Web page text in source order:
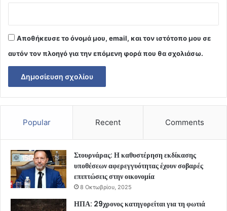
Αποθήκευσε το όνομά μου, email, και τον ιστότοπο μου σε
αυτόν τον πλοηγό για την επόμενη φορά που θα σχολιάσω.
Popular Recent Comments
Στουρνάρας: Η καθυστέρηση εκδίκασης
υποθέσεων αφερεγγυότητας έχουν σοβαρές
επιπτώσεις στην οικονομία
8 Οκτωβρίου, 2025
ΗΠΑ: 29χρονος κατηγορείται για τη φωτιά